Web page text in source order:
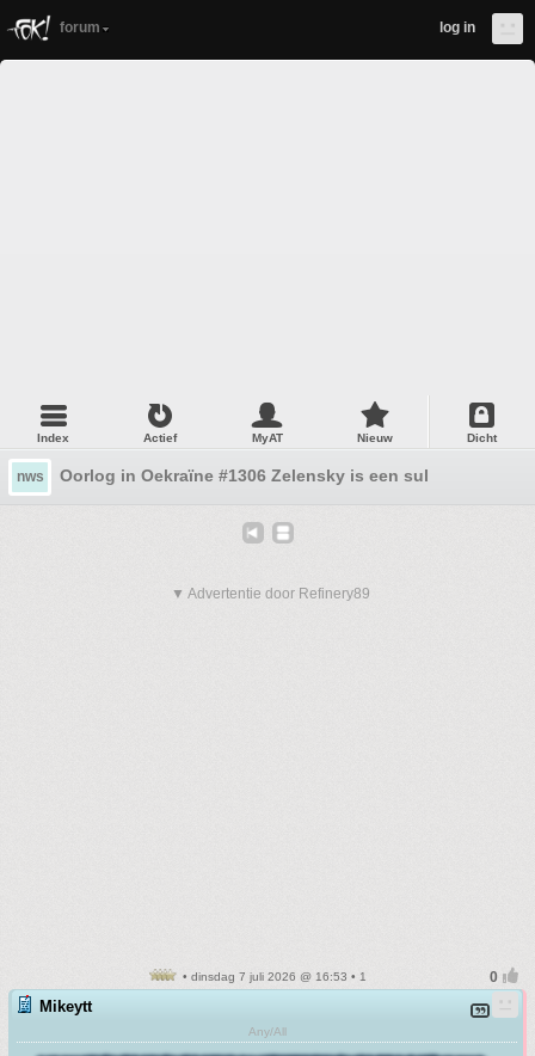
forum log in
Index Actief MyAT Nieuw Dicht
nws Oorlog in Oekraïne #1306 Zelensky is een sul
▼ Advertentie door Refinery89
• dinsdag 7 juli 2026 @ 16:53 • 1
Mikeytt
Any/All